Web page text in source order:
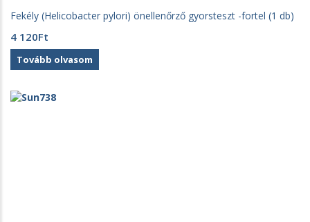
Fekély (Helicobacter pylori) önellenőrző gyorsteszt -fortel (1 db)
4 120Ft
Tovább olvasom